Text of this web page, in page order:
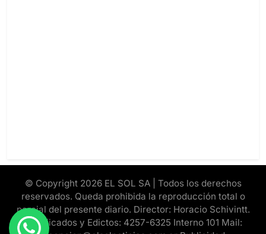
© Copyright 2026 EL SOL SA | Todos los derechos
reservados. Queda prohibida la reproducción total o
parcial del presente diario. Director: Horacio Schivintt.
Clasificados y Edictos: 4257-6325 Interno 101 Mail: